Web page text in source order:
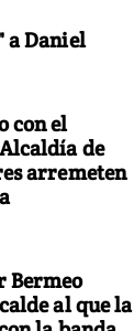
Daniel
con el
de
arremeten
Bermeo
al que la